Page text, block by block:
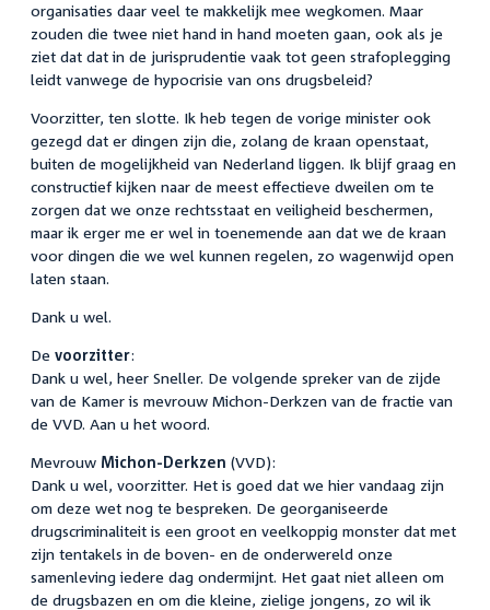
organisaties daar veel te makkelijk mee wegkomen. Maar
zouden die twee niet hand in hand moeten gaan, ook als je
ziet dat dat in de jurisprudentie vaak tot geen strafoplegging
leidt vanwege de hypocrisie van ons drugsbeleid?
Voorzitter, ten slotte. Ik heb tegen de vorige minister ook
gezegd dat er dingen zijn die, zolang de kraan openstaat,
buiten de mogelijkheid van Nederland liggen. Ik blijf graag en
constructief kijken naar de meest effectieve dweilen om te
zorgen dat we onze rechtsstaat en veiligheid beschermen,
maar ik erger me er wel in toenemende aan dat we de kraan
voor dingen die we wel kunnen regelen, zo wagenwijd open
laten staan.
Dank u wel.
De voorzitter:
Dank u wel, heer Sneller. De volgende spreker van de zijde
van de Kamer is mevrouw Michon-Derkzen van de fractie van
de VVD. Aan u het woord.
Mevrouw Michon-Derkzen (VVD):
Dank u wel, voorzitter. Het is goed dat we hier vandaag zijn
om deze wet nog te bespreken. De georganiseerde
drugscriminaliteit is een groot en veelkoppig monster dat met
zijn tentakels in de boven- en de onderwereld onze
samenleving iedere dag ondermijnt. Het gaat niet alleen om
de drugsbazen en om die kleine, zielige jongens, zo wil ik